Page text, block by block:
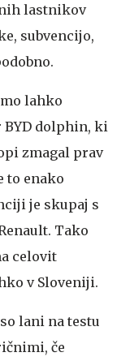
lastnikov
subvencijo,
lahko
dolphin, ki
zmagal prav
to enako
je skupaj s
Tako
celovit
v Sloveniji.
lani na testu
če